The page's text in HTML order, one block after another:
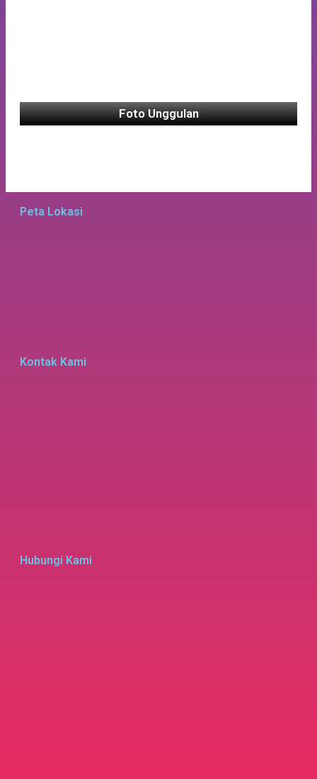
Foto Unggulan
Peta Lokasi
Kontak Kami
Hubungi Kami